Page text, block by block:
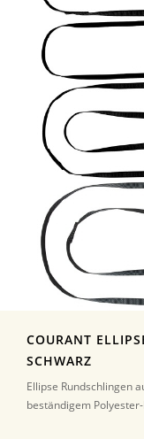
COURANT
SCHWARZ
Ellipse Rundschlingen
beständigem